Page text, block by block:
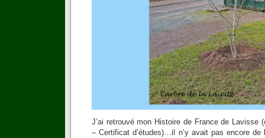
J’ai retrouvé mon Histoire de France de Lavisse
– Certificat d’études)…il n’y avait pas encore